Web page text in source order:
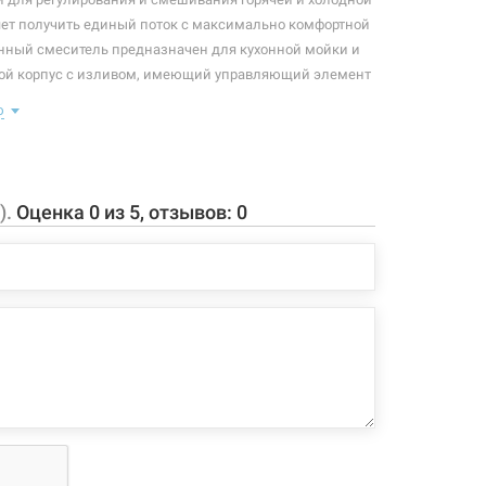
получить единый поток с максимально комфортной
смеситель предназначен для кухонной мойки и
корпус с изливом, имеющий управляющий элемент
крепление, подводки.
излива 360°
Оценка 0 из 5, отзывов: 0